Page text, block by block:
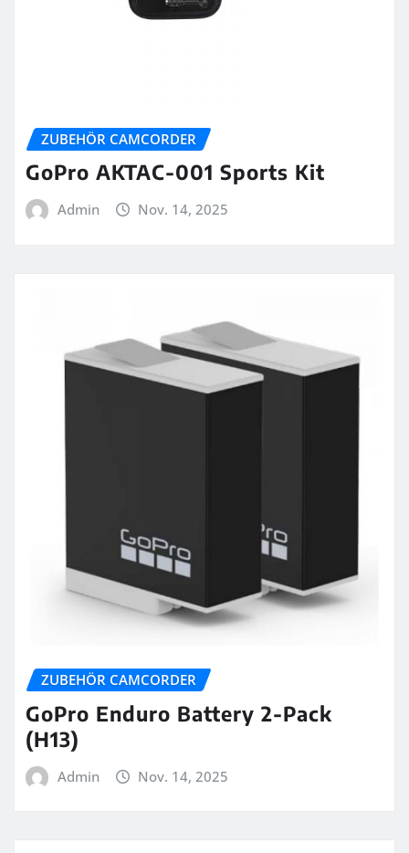
ZUBEHÖR CAMCORDER
GoPro AKTAC-001 Sports Kit
Admin Nov. 14, 2025
ZUBEHÖR CAMCORDER
GoPro Enduro Battery 2-Pack
(H13)
Admin Nov. 14, 2025